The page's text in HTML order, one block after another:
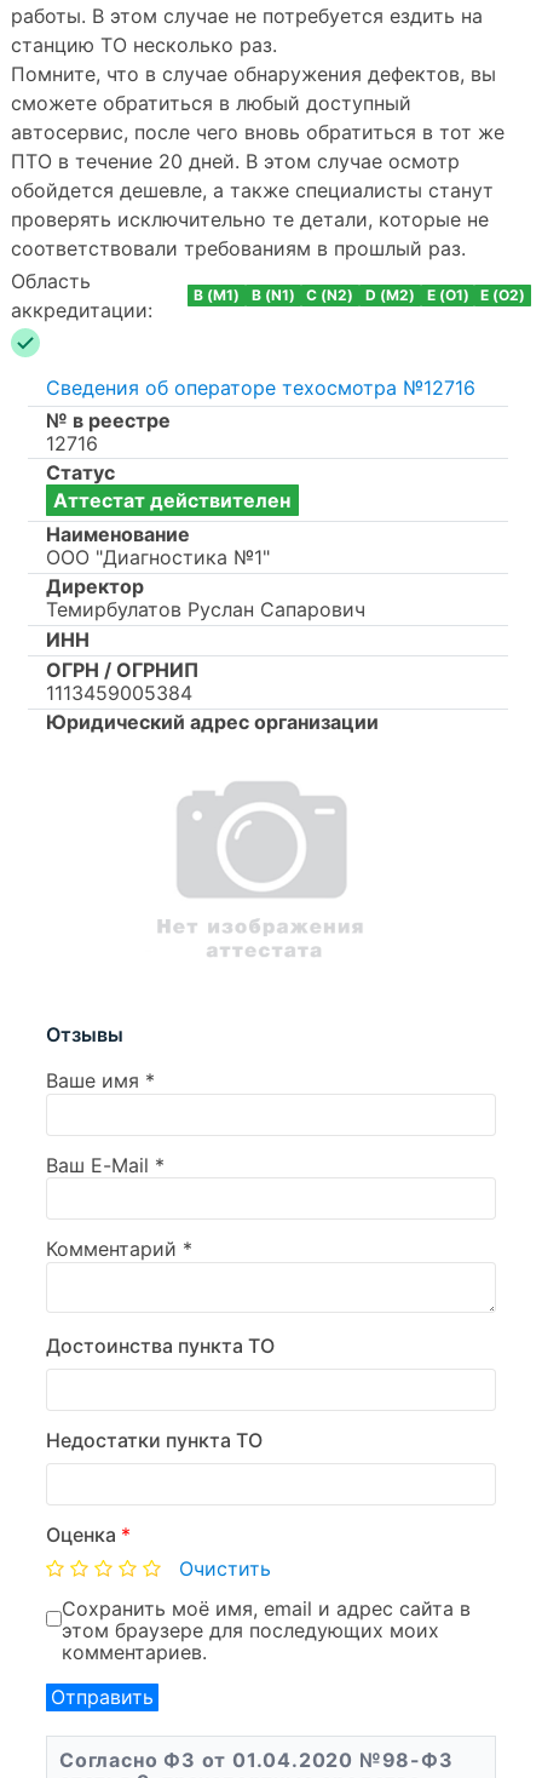
работы. В этом случае не потребуется ездить на
станцию ТО несколько раз.
Помните, что в случае обнаружения дефектов, вы
сможете обратиться в любый доступный
автосервис, после чего вновь обратиться в тот же
ПТО в течение 20 дней. В этом случае осмотр
обойдется дешевле, а также специалисты станут
проверять исключительно те детали, которые не
соответствовали требованиям в прошлый раз.
Область
аккредитации:
B (M1) B (N1) C (N2) D (M2) E (O1) E (O2)
Сведения об операторе техосмотра №12716
№ в реестре
12716
Статус
Аттестат действителен
Наименование
ООО "Диагностика №1"
Директор
Темирбулатов Руслан Сапарович
ИНН
ОГРН / ОГРНИП
1113459005384
Юридический адрес организации
Отзывы
Ваше имя *
Ваш E-Mail *
Комментарий *
Достоинства пункта ТО
Недостатки пункта ТО
Оценка *
Очистить
Сохранить моё имя, email и адрес сайта в
этом браузере для последующих моих
комментариев.
Согласно ФЗ от 01.04.2020 №98-ФЗ